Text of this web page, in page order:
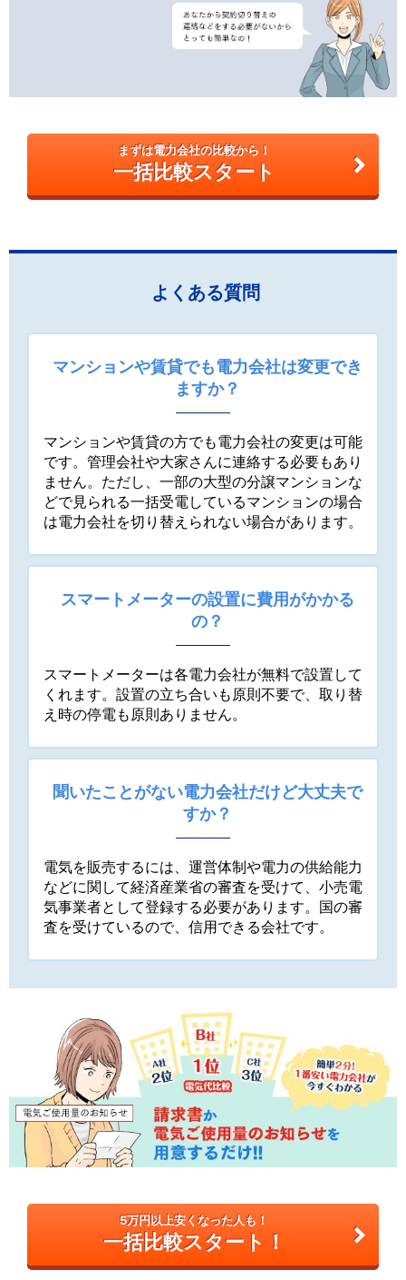
まずは電力会社の比較から！
一括比較スタート
よくある質問
マンションや賃貸でも電力会社は変更でき
ますか？
マンションや賃貸の方でも電力会社の変更は可能
です。管理会社や大家さんに連絡する必要もあり
ません。ただし、一部の大型の分譲マンションな
どで見られる一括受電しているマンションの場合
は電力会社を切り替えられない場合があります。
スマートメーターの設置に費用がかかる
の？
スマートメーターは各電力会社が無料で設置して
くれます。設置の立ち合いも原則不要で、取り替
え時の停電も原則ありません。
聞いたことがない電力会社だけど大丈夫で
すか？
電気を販売するには、運営体制や電力の供給能力
などに関して経済産業省の審査を受けて、小売電
気事業者として登録する必要があります。国の審
査を受けているので、信用できる会社です。
5万円以上安くなった人も！
一括比較スタート！